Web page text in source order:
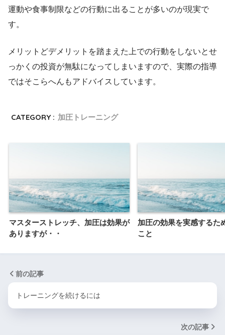
運動や食事制限などの行動に出ることが多いのが現実で
す。
メリットどデメリットを踏まえた上での行動をしないとせ
っかくの投資が無駄になってしまいますので、実際の指導
ではそこらへんもアドバイスしています。
CATEGORY : 加圧トレーニング
マスターストレッチ、加圧は効果が
ありますが・・
加圧の効果を実感するた
こと
前の記事
トレーニングを続けるには
次の記事